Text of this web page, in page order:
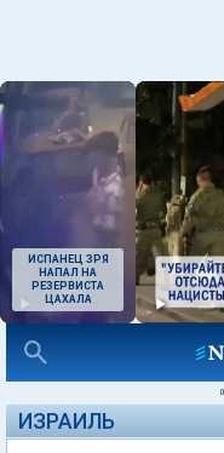
ИСПАНЕЦ ЗРЯ
НАПАЛ НА
РЕЗЕРВИСТА
ЦАХАЛА
ИЗРАИЛЬ